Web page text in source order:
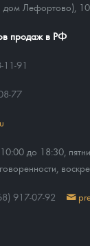
дом Лефортово),
продаж в РФ
91
77
10:00 до 18:30,
917-07-92